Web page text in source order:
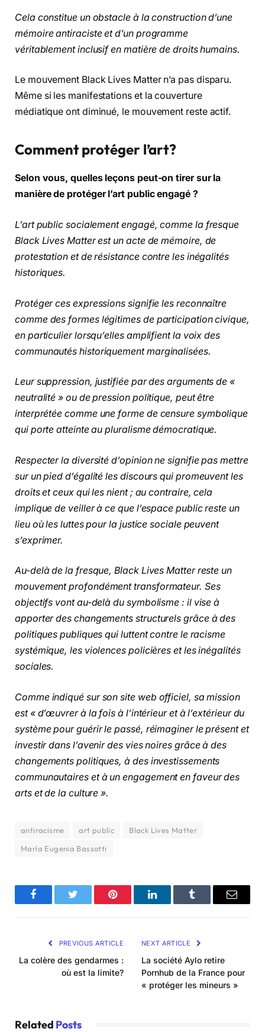
Cela constitue un obstacle à la construction d’une
mémoire antiraciste et d’un programme
véritablement inclusif en matière de droits humains.
Le mouvement Black Lives Matter n’a pas disparu.
Même si les manifestations et la couverture
médiatique ont diminué, le mouvement reste actif.
Comment protéger l’art?
Selon vous, quelles leçons peut-on tirer sur la
manière de protéger l’art public engagé ?
L’art public socialement engagé, comme la fresque
Black Lives Matter est un acte de mémoire, de
protestation et de résistance contre les inégalités
historiques.
Protéger ces expressions signifie les reconnaître
comme des formes légitimes de participation civique,
en particulier lorsqu’elles amplifient la voix des
communautés historiquement marginalisées.
Leur suppression, justifiée par des arguments de «
neutralité » ou de pression politique, peut être
interprétée comme une forme de censure symbolique
qui porte atteinte au pluralisme démocratique.
Respecter la diversité d’opinion ne signifie pas mettre
sur un pied d’égalité les discours qui promeuvent les
droits et ceux qui les nient ; au contraire, cela
implique de veiller à ce que l’espace public reste un
lieu où les luttes pour la justice sociale peuvent
s’exprimer.
Au-delà de la fresque, Black Lives Matter reste un
mouvement profondément transformateur. Ses
objectifs vont au-delà du symbolisme : il vise à
apporter des changements structurels grâce à des
politiques publiques qui luttent contre le racisme
systémique, les violences policières et les inégalités
sociales.
Comme indiqué sur son site web officiel, sa mission
est « d’œuvrer à la fois à l’intérieur et à l’extérieur du
système pour guérir le passé, réimaginer le présent et
investir dans l’avenir des vies noires grâce à des
changements politiques, à des investissements
communautaires et à un engagement en faveur des
arts et de la culture ».
antiracisme art public
Black Lives Matter
María Eugenia Bassotti
FacebookTwitter Pinterest LinkedInTumblr Email
PREVIOUS ARTICLE
La colère des gendarmes :
où est la limite?
NEXT ARTICLE
La société Aylo retire
Pornhub de la France pour
« protéger les mineurs »
Related Posts